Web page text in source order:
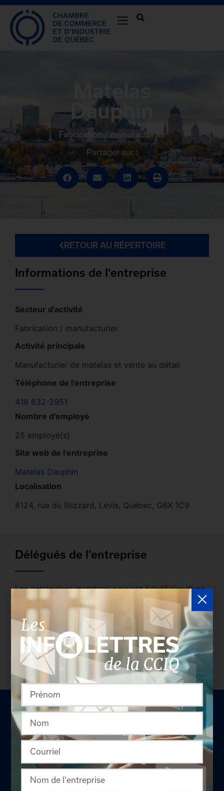
Matelas
Dauphin
Fabrication / manufacturier
Partager sur :
RETOUR AU RÉPERTOIRE
Informations de l'entreprise
Secteur d'activité
Fabrication / manufacturier
Activité principale
Manufacturier de matelas et vente au détail
Téléphone de l'entreprise
418 832-2951
Nombre d'employé
25 employé(s)
Site web de l'entreprise
Matelas Dauphin
Localisation
8124, rue du Blizzard, Lévis, Québec, G6X 1C9
Délégués de l'entreprise
Les entreprises membres peuvent bénéficier d’une
version plus détaillée du répertoire via leur espace
sécurisé.
Connectez-vousafin de consulter le
profil complet des entreprises incluant les
coordonnées des délégués inscrits. Vous n'êtes
pas membre? N'attendez plus et devenez membre!
LA CHAMBRE